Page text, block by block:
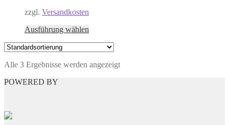
der
gewählt
werden
zzgl. Versandkosten
Ausführung wählen
Varianten
Alle 3 Ergebnisse werden angezeigt
POWERED BY